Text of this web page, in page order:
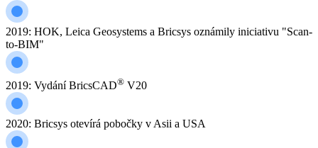
2019: HOK, Leica Geosystems a Bricsys oznámily iniciativu "Scan-
to-BIM"
2019: Vydání BricsCAD® V20
2020: Bricsys otevírá pobočky v Asii a USA